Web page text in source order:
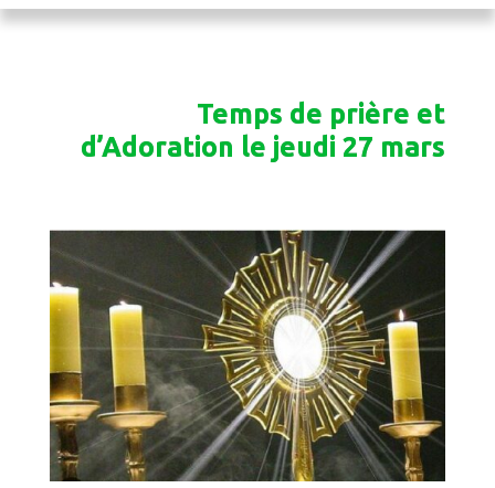
Temps de prière et
d’Adoration le jeudi 27 mars